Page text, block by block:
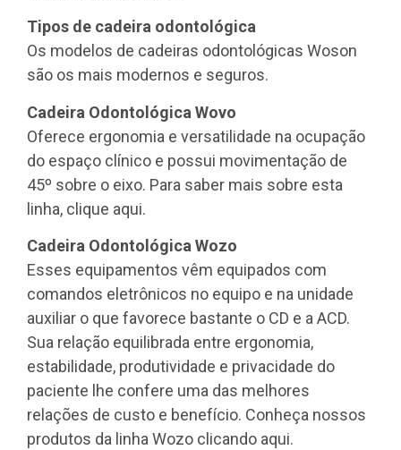
Tipos de cadeira odontológica
Os modelos de cadeiras odontológicas Woson
são os mais modernos e seguros.
Cadeira Odontológica Wovo
Oferece ergonomia e versatilidade na ocupação
do espaço clínico e possui movimentação de
45º sobre o eixo. Para saber mais sobre esta
linha, clique aqui.
Cadeira Odontológica Wozo
Esses equipamentos vêm equipados com
comandos eletrônicos no equipo e na unidade
auxiliar o que favorece bastante o CD e a ACD.
Sua relação equilibrada entre ergonomia,
estabilidade, produtividade e privacidade do
paciente lhe confere uma das melhores
relações de custo e benefício. Conheça nossos
produtos da linha Wozo clicando aqui.